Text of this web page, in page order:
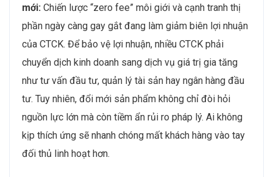
mới: Chiến lược “zero fee” môi giới và cạnh tranh thị
phần ngày càng gay gắt đang làm giảm biên lợi nhuận
của CTCK. Để bảo vệ lợi nhuận, nhiều CTCK phải
chuyển dịch kinh doanh sang dịch vụ giá trị gia tăng
như tư vấn đầu tư, quản lý tài sản hay ngân hàng đầu
tư. Tuy nhiên, đổi mới sản phẩm không chỉ đòi hỏi
nguồn lực lớn mà còn tiềm ẩn rủi ro pháp lý. Ai không
kịp thích ứng sẽ nhanh chóng mất khách hàng vào tay
đối thủ linh hoạt hơn.